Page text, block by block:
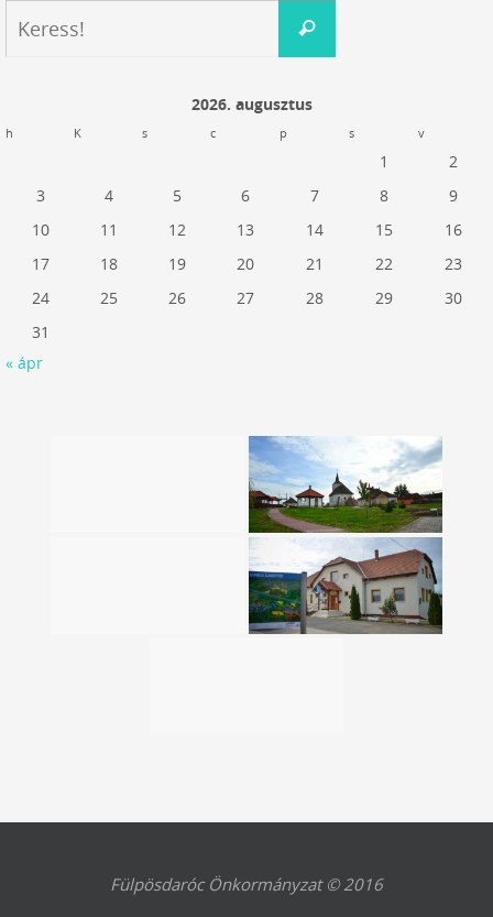
Keress!
2026. augusztus
h K s c p s v
1
2
3
4 5 6 7 8
9
10
11 12 13 14 15
16
17
18 19 20 21 22
23
24
25 26 27 28 29
30
31
« ápr
Fülpösdaróc Önkormányzat © 2016